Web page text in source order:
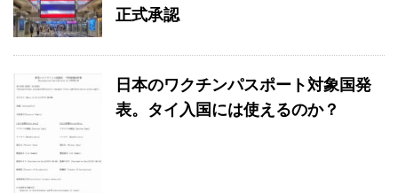
正式承認
日本のワクチンパスポート対象国発
表。タイ入国には使えるのか？